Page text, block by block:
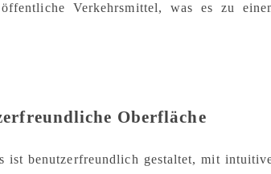
Verkehrsmittel, was es zu
Oberfläche
ist benutzerfreundlich gestaltet, mit